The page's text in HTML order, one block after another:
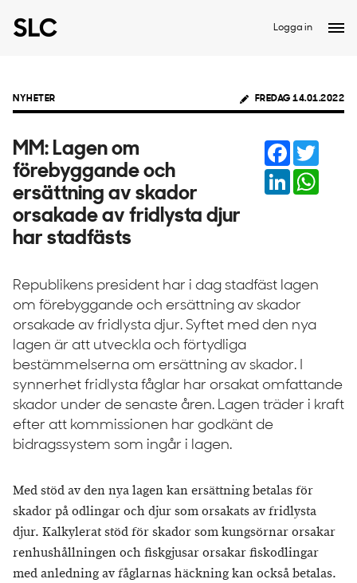
Logga in
NYHETER FREDAG 14.01.2022
MM: Lagen om
förebyggande och
ersättning av skador
orsakade av fridlysta djur
har stadfästs
Facebook
LinkedIn
Republikens president har i dag stadfäst lagen
om förebyggande och ersättning av skador
orsakade av fridlysta djur. Syftet med den nya
lagen är att utveckla och förtydliga
bestämmelserna om ersättning av skador. I
synnerhet fridlysta fåglar har orsakat omfattande
skador under de senaste åren. Lagen träder i kraft
efter att kommissionen har godkänt de
bidragssystem som ingår i lagen.
Med stöd av den nya lagen kan ersättning betalas för
skador på odlingar och djur som orsakats av fridlysta
djur. Kalkylerat stöd för skador som kungsörnar orsakar
renhushållningen och fiskgjusar orsakar fiskodlingar
med anledning av fåglarnas häckning kan också betalas.